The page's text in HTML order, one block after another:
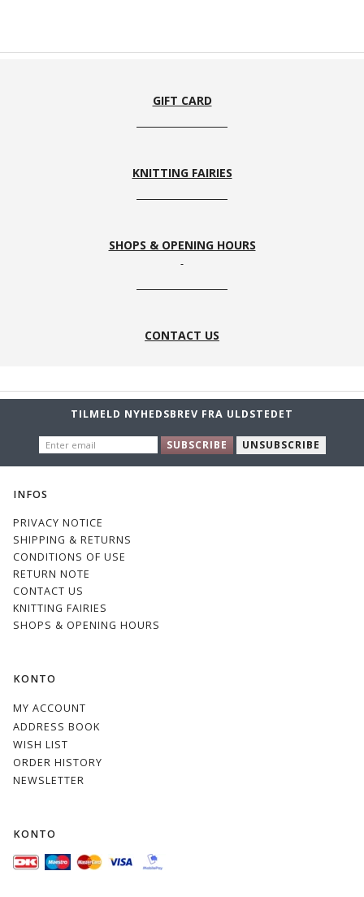
GIFT CARD
KNITTING FAIRIES
SHOPS & OPENING HOURS
CONTACT US
TILMELD NYHEDSBREV FRA ULDSTEDET
EMAIL
SUBSCRIBE UNSUBSCRIBE
INFOS
PRIVACY NOTICE
SHIPPING & RETURNS
CONDITIONS OF USE
RETURN NOTE
CONTACT US
KNITTING FAIRIES
SHOPS & OPENING HOURS
KONTO
MY ACCOUNT
ADDRESS BOOK
WISH LIST
ORDER HISTORY
NEWSLETTER
KONTO